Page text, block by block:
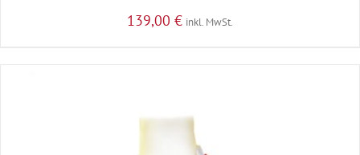
139,00 € inkl. MwSt.